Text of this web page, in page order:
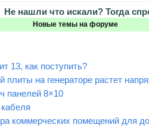
Не нашли что искали? Тогда
Новые темы на форуме
13, как поступить?
плиты на генераторе растет
панелей 8×10
коммерческих помещений для